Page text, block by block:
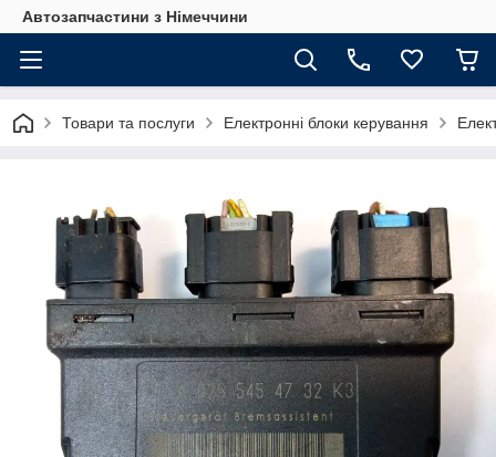
Автозапчастини з Німеччини
Товари та послуги Електронні блоки керування